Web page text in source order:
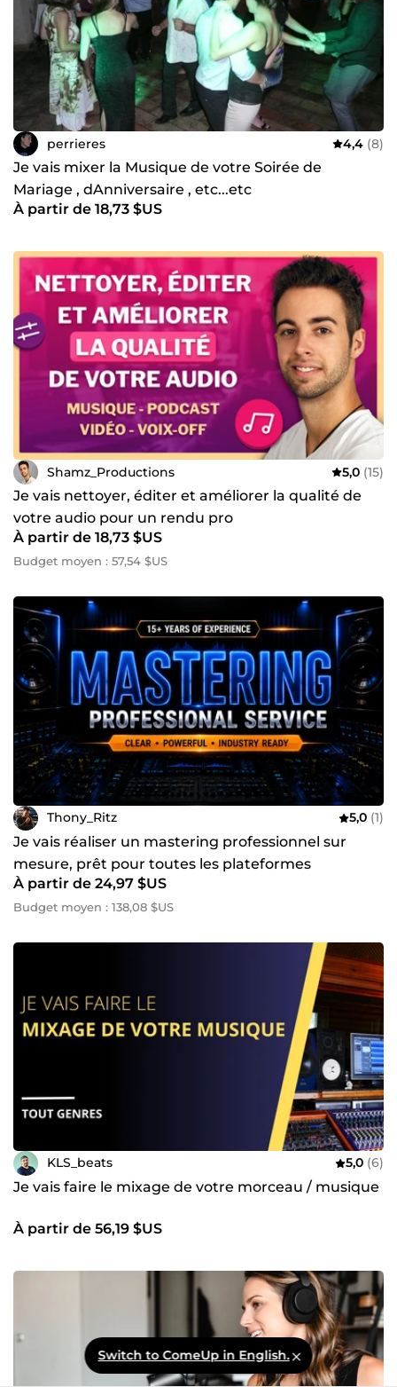
perrieres 4,4 (8)
Je vais mixer la Musique de votre Soirée de
Mariage , dAnniversaire , etc...etc
À partir de 18,73 $US
Shamz_Productions 5,0 (15)
Je vais nettoyer, éditer et améliorer la qualité de
votre audio pour un rendu pro
À partir de 18,73 $US
Budget moyen : 57,54 $US
Thony_Ritz 5,0 (1)
Je vais réaliser un mastering professionnel sur
mesure, prêt pour toutes les plateformes
À partir de 24,97 $US
Budget moyen : 138,08 $US
KLS_beats 5,0 (6)
Je vais faire le mixage de votre morceau / musique
À partir de 56,19 $US
Switch to ComeUp in English.